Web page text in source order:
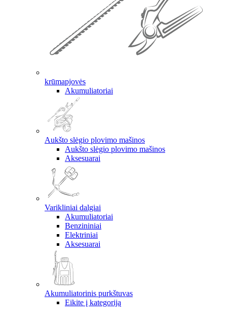
krūmapjovės
Akumuliatoriai
Aukšto slėgio plovimo mašinos
Aukšto slėgio plovimo mašinos
Aksesuarai
Varikliniai dalgiai
Akumuliatoriai
Benzininiai
Elektriniai
Aksesuarai
Akumuliatorinis purkštuvas
Eikite į kategoriją